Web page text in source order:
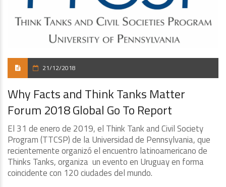
21/12/2018
Why Facts and Think Tanks Matter
Forum 2018 Global Go To Report
El 31 de enero de 2019, el Think Tank and Civil Society
Program (TTCSP) de la Universidad de Pennsylvania, que
recientemente organizó el encuentro latinoamericano de
Thinks Tanks, organiza un evento en Uruguay en forma
coincidente con 120 ciudades del mundo.